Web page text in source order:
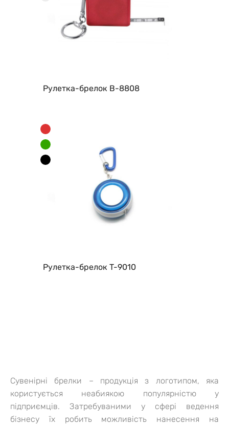
Рулетка-брелок B-8808
Рулетка-брелок T-9010
Сувенірні брелки – продукція з логотипом, яка
користується неабиякою популярністю у
підприємців. Затребуваними у сфері ведення
бізнесу їх робить можливість нанесення на